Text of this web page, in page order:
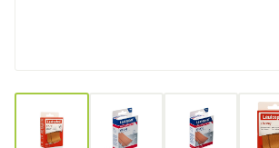
View larger imageView larger imageView larger